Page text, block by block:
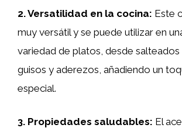
2. Versatilidad en la cocina: Este
muy versátil y se puede utilizar en
variedad de platos, desde salteados
guisos y aderezos, añadiendo un
especial.
3. Propiedades saludables: El